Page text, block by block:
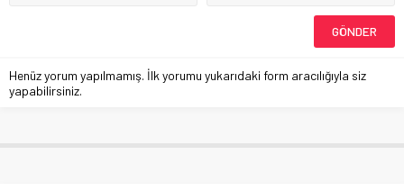
Henüz yorum yapılmamış. İlk yorumu yukarıdaki form aracılığıyla siz
yapabilirsiniz.